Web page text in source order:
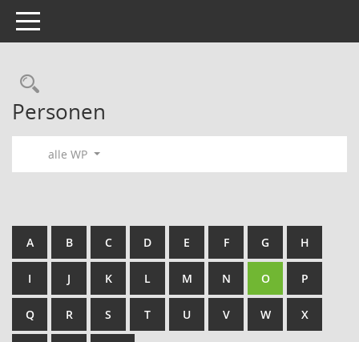
Toggle navigation
Rechercheauswahl
Personen
alle WP
A B C D E F G H
I J K L M N O P
Q R S T U V W X